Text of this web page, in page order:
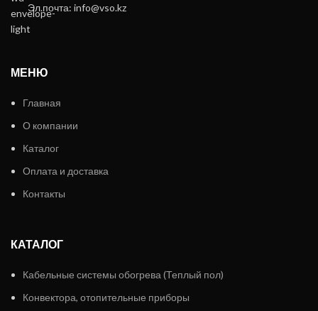
Эл.почта: info@vso.kz
МЕНЮ
Главная
О компании
Каталог
Оплата и доставка
Контакты
КАТАЛОГ
Кабельные системы обогрева (Теплый пол)
Конвектора, отопительные приборы